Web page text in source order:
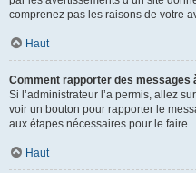
comprenez pas les raisons de votre
Haut
Comment rapporter des messages
Si l’administrateur l’a permis, allez
voir un bouton pour rapporter le
aux étapes nécessaires pour le faire.
Haut